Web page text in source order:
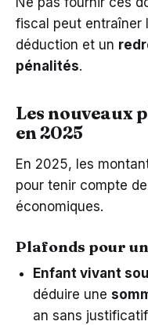
fiscal peut entraîner
déduction et un
pénalités.
Les nouveaux
en 2025
En 2025, les
pour tenir compte
économiques.
Plafonds pour
Enfant vivant
déduire une
an sans